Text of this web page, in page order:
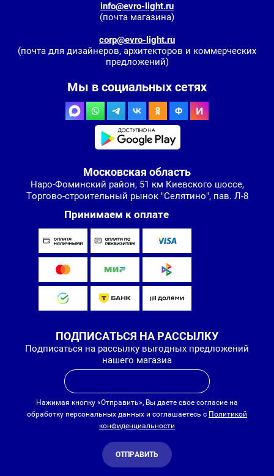
info@evro-light.ru
(почта магазина)
corp@evro-light.ru
(почта для дизайнеров, архитекторов и коммерческих
предложений)
Мы в социальных сетях
Московская область
Наро-Фоминский район, 51 км Киевского шоссе,
Торгово-строительный рынок "Селятино", пав. Л-8
Принимаем к оплате
ПОДПИСАТЬСЯ НА РАССЫЛКУ
Подписаться на рассылку выгодных предложений
нашего магазиа
Нажимая кнопку «Отправить», Вы даете свое согласие на
обработку персональных данных и соглашаетесь с Политикой
конфиденциальности
ОТПРАВИТЬ